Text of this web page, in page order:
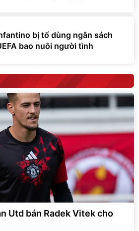
bị tố dùng ngân sách
bao nuôi người tình
Utd bán Radek Vitek cho